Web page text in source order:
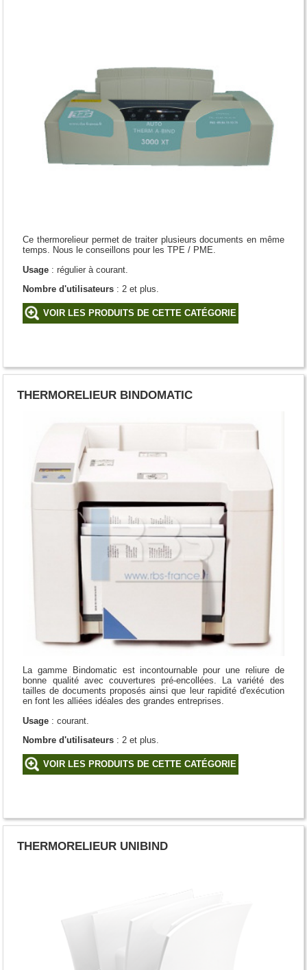
Ce thermorelieur permet de traiter plusieurs documents en même
temps. Nous le conseillons pour les TPE / PME.
Usage : régulier à courant.
Nombre d'utilisateurs : 2 et plus.
VOIR LES PRODUITS DE CETTE CATÉGORIE
THERMORELIEUR BINDOMATIC
La gamme Bindomatic est incontournable pour une reliure de
bonne qualité avec couvertures pré-encollées. La variété des
tailles de documents proposés ainsi que leur rapidité d'exécution
en font les alliées idéales des grandes entreprises.
Usage : courant.
Nombre d'utilisateurs : 2 et plus.
VOIR LES PRODUITS DE CETTE CATÉGORIE
THERMORELIEUR UNIBIND